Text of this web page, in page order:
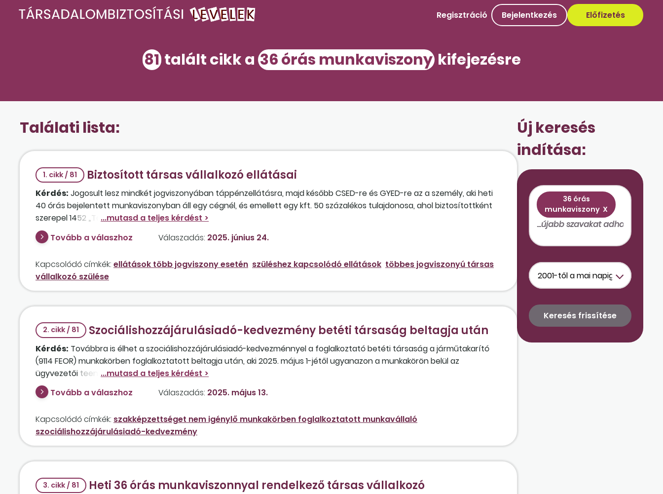
Regisztráció Bejelentkezés Előfizetés
81talált cikk a 36 órás munkaviszonykifejezésre
Találati lista:
1. cikk / 81 Biztosított társas vállalkozó ellátásai
Kérdés: Jogosult lesz mindkét jogviszonyában táppénzellátásra, majd később CSED-re és GYED-re az a személy, aki heti
40 órás bejelentett munkaviszonyban áll egy cégnél, és emellett egy kft. 50 százalékos tulajdonosa, ahol biztosítottként
szerepel 1452 „Társas vállalkozó heti 36 órás munkaviszony mellett” kóddal, 1210 FEOR-számmal? Befolyásolja a
jogosultságot, ha a tulajdonrésze megváltozik a kft.-ben, de a jogviszony nem módosul?
Tovább a válaszhoz Válaszadás: 2025. június 24.
Kapcsolódó címkék: ellátások több jogviszony esetén szüléshez kapcsolódó ellátások többes jogviszonyú társas
vállalkozó szülése
2. cikk / 81 Szociálishozzájárulásiadó-kedvezmény betéti társaság beltagja után
Kérdés: Továbbra is élhet a szociálishozzájárulásiadó-kedvezménnyel a foglalkoztató betéti társaság a járműtakarító
(9114 FEOR) munkakörben foglalkoztatott beltagja után, aki 2025. május 1-jétől ugyanazon a munkakörön belül az
ügyvezetői teendőket is ellátja? Be kell nyújtani ebben az esetben a ’T1041-es nyomtatványt?
Tovább a válaszhoz
Válaszadás: 2025. május 13.
Kapcsolódó címkék: szakképzettséget nem igénylő munkakörben foglalkoztatott munkavállaló
szociálishozzájárulásiadó-kedvezmény
3. cikk / 81 Heti 36 órás munkaviszonnyal rendelkező társas vállalkozó
Új keresés
indítása:
36 órás
munkaviszony X